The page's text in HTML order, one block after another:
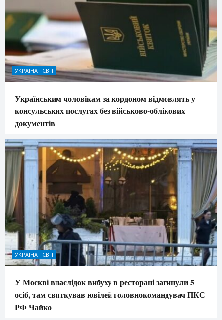
УКРАЇНА І СВІТ
Українським чоловікам за кордоном відмовлять у
консульських послугах без військово-облікових
документів
УКРАЇНА І СВІТ
У Москві внаслідок вибуху в ресторані загинули 5
осіб, там святкував ювілей головнокомандувач ПКС
РФ Чайко